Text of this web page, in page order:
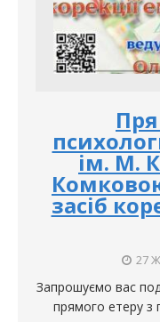
ім. М.
засіб
27
Запрошуємо вас
прямого етеру з